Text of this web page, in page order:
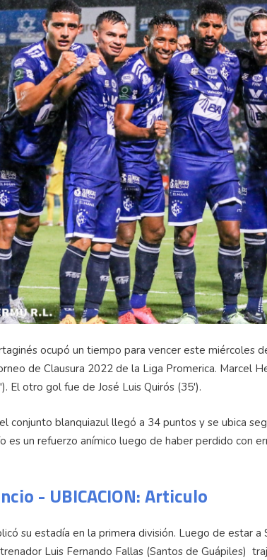
ocupó un tiempo para vencer este miércoles
de Clausura 2022 de la Liga Promerica. Marcel
El otro gol fue de José Luis Quirós (35').
conjunto blanquiazul llegó a 34 puntos y se ubica
es un refuerzo anímico luego de haber perdido con
- UBICACION: Articulo
su estadía en la primera división. Luego de estar
Luis Fernando Fallas (Santos de Guápiles)